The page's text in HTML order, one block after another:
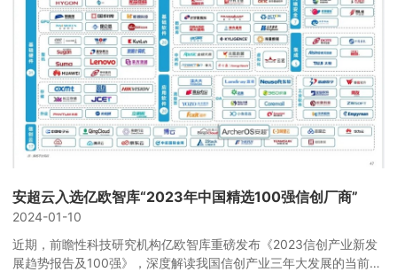
安超云入选亿欧智库“2023年中国精选100强信创厂商”
2024-01-10
近期，前瞻性科技研究机构亿欧智库重磅发布《2023信创产业新发
展趋势报告及100强》，深度解读我国信创产业三年大发展的当前情